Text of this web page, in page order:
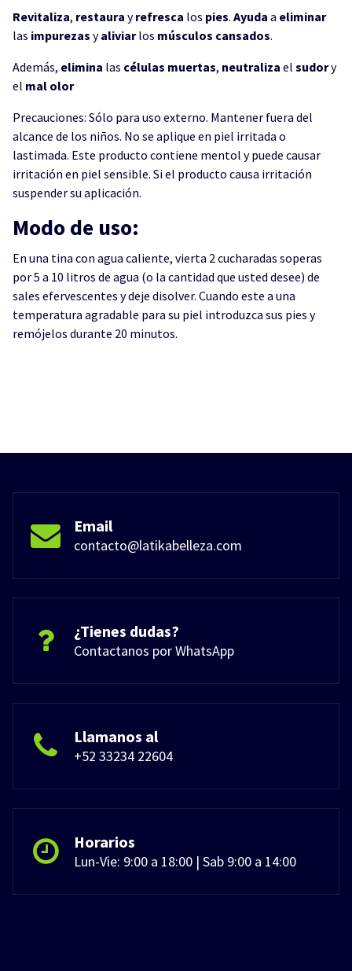
Revitaliza, restaura yrefresca los pies. Ayuda a eliminar
las impurezas yaliviarlos músculos cansados.
Además, elimina las células muertas, neutraliza el sudory
el mal olor
Precauciones: Sólo para uso externo. Mantener fuera del
alcance de los niños. No se aplique en piel irritada o
lastimada. Este producto contiene mentol y puede causar
irritación en piel sensible. Si el producto causa irritación
suspender su aplicación.
Modo de uso:
En una tina con agua caliente, vierta 2 cucharadas soperas
por 5 a 10 litros de agua (o la cantidad que usted desee) de
sales efervescentes y deje disolver. Cuando este a una
temperatura agradable para su piel introduzca sus pies y
remójelos durante 20 minutos.
Email
contacto@latikabelleza.com
¿Tienes dudas?
Contactanos por WhatsApp
Llamanos al
+52 33234 22604
Horarios
Lun-Vie: 9:00 a 18:00 | Sab 9:00 a 14:00